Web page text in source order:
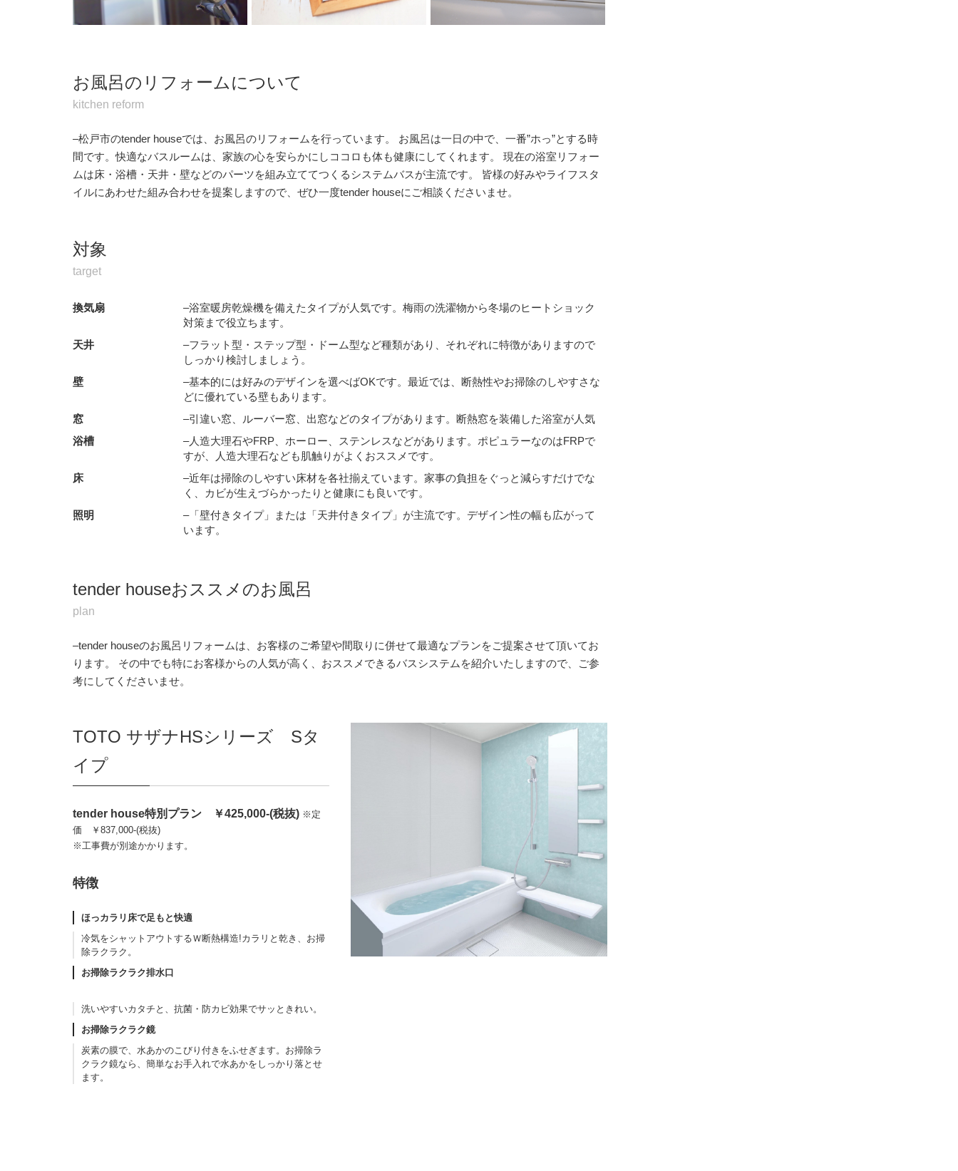
お風呂のリフォームについて
kitchen reform
–松戸市のtender houseでは、お風呂のリフォームを行っています。 お風呂は一日の中で、一番”ホっ”とする時
間です。快適なバスルームは、家族の心を安らかにしココロも体も健康にしてくれます。 現在の浴室リフォー
ムは床・浴槽・天井・壁などのパーツを組み立ててつくるシステムバスが主流です。 皆様の好みやライフスタ
イルにあわせた組み合わせを提案しますので、ぜひ一度tender houseにご相談くださいませ。
対象
target
換気扇
–浴室暖房乾燥機を備えたタイプが人気です。梅雨の洗濯物から冬場のヒートショック
対策まで役立ちます。
天井
–フラット型・ステップ型・ドーム型など種類があり、それぞれに特徴がありますので
しっかり検討しましょう。
壁
–基本的には好みのデザインを選べばOKです。最近では、断熱性やお掃除のしやすさな
どに優れている壁もあります。
窓
–引違い窓、ルーバー窓、出窓などのタイプがあります。断熱窓を装備した浴室が人気
浴槽
–人造大理石やFRP、ホーロー、ステンレスなどがあります。ポピュラーなのはFRPで
すが、人造大理石なども肌触りがよくおススメです。
床
–近年は掃除のしやすい床材を各社揃えています。家事の負担をぐっと減らすだけでな
く、カビが生えづらかったりと健康にも良いです。
照明
–「壁付きタイプ」または「天井付きタイプ」が主流です。デザイン性の幅も広がって
います。
tender houseおススメのお風呂
plan
–tender houseのお風呂リフォームは、お客様のご希望や間取りに併せて最適なプランをご提案させて頂いてお
ります。 その中でも特にお客様からの人気が高く、おススメできるバスシステムを紹介いたしますので、ご参
考にしてくださいませ。
TOTO サザナHSシリーズ Sタ
イプ
tender house特別プラン ￥425,000-(税抜) ※定
価 ￥837,000-(税抜)
※工事費が別途かかります。
特徴
ほっカラリ床で足もと快適
冷気をシャットアウトするＷ断熱構造!カラリと乾き、お掃
除ラクラク。
お掃除ラクラク排水口
洗いやすいカタチと、抗菌・防カビ効果でサッときれい。
お掃除ラクラク鏡
炭素の膜で、水あかのこびり付きをふせぎます。お掃除ラ
クラク鏡なら、簡単なお手入れで水あかをしっかり落とせ
ます。